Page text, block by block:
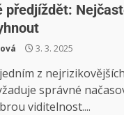
předjíždět:
3. 3. 2025
z
správné
viditelnost....